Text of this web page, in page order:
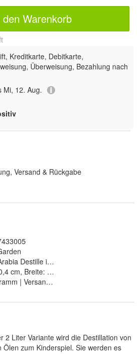
den Warenkorb
Kreditkarte, Debitkarte,
Überweisung, Bezahlung nach
Mi, 12. Aug.
Versand & Rückgabe
Destille in der 2 Liter Variante wird
cm, Breite: 36,9 cm, Tiefe: 17,9 cm
| Versandgewicht 2.300 Gramm
2 Liter Variante wird die Destillation von
zum Kinderspiel. Sie werden es